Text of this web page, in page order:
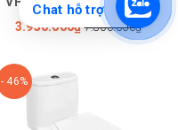
LOVEN Xả Xoáy Kép
3.950.000₫ 7.800.000₫
- 46%
Chat hỗ trợ